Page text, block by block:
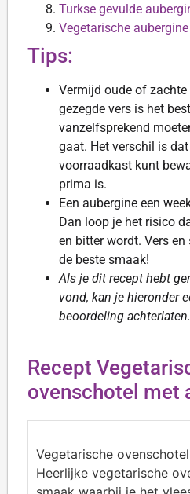
Turkse gevulde
Vegetarische
Tips:
Vermijd oude of
gezegde vers is het
vanzelfsprekend
gaat. Het verschil is
voorraadkast kunt
prima is.
Een aubergine een
Dan loop je het risico
en bitter wordt. Vers
de beste smaak!
Als je dit recept hebt
vond, kan je hieronder
beoordeling achterlaten.
Recept
ovenschotel met
Vegetarische
Heerlijke vegetarische